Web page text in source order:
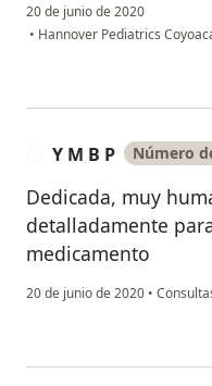
20 de junio de 2020
• Hannover Pediatrics
Y M B P Número
Dedicada, muy
detalladamente
medicamento
20 de junio de 2020 •